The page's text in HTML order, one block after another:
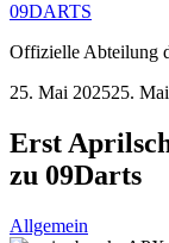
09DARTS
Offizielle Abteilung
25. Mai 202525.
Erst
zu 09Darts
Allgemein